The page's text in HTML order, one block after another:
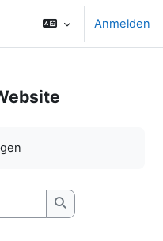
Anmelden
Foren